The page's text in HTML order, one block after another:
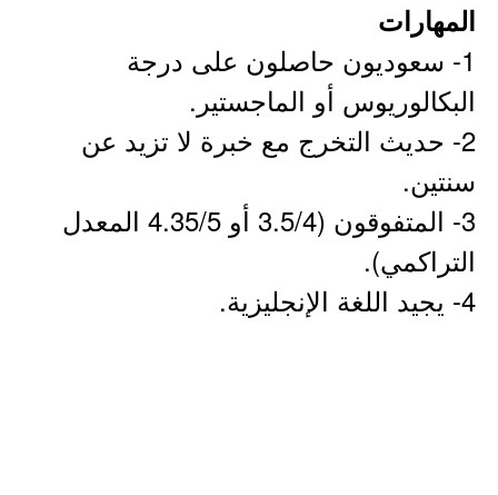
المهارات
1- سعوديون حاصلون على درجة
البكالوريوس أو الماجستير.
2- حديث التخرج مع خبرة لا تزيد عن
سنتين.
3- المتفوقون (3.5/4 أو 4.35/5 المعدل
التراكمي).
4- يجيد اللغة الإنجليزية.